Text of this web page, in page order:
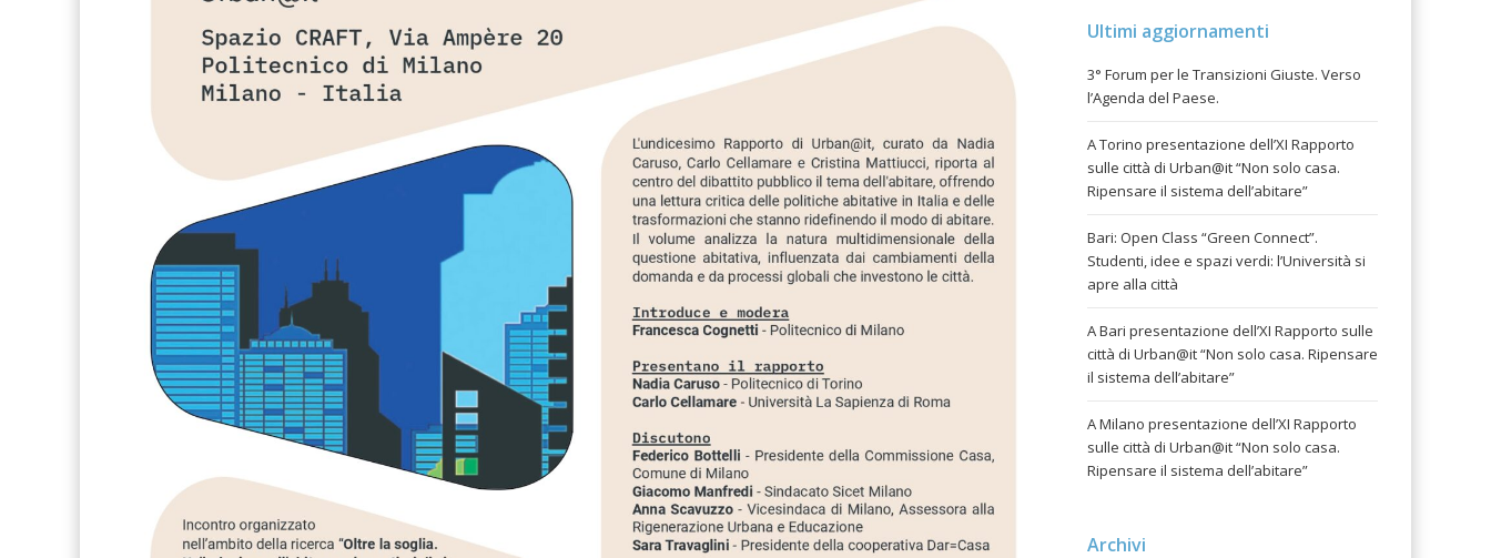
Ultimi aggiornamenti
3° Forum per le Transizioni Giuste. Verso
l’Agenda del Paese.
A Torino presentazione dell’XI Rapporto
sulle città di Urban@it “Non solo casa.
Ripensare il sistema dell’abitare”
Bari: Open Class “Green Connect”.
Studenti, idee e spazi verdi: l’Università si
apre alla città
A Bari presentazione dell’XI Rapporto sulle
città di Urban@it “Non solo casa. Ripensare
il sistema dell’abitare”
A Milano presentazione dell’XI Rapporto
sulle città di Urban@it “Non solo casa.
Ripensare il sistema dell’abitare”
Archivi